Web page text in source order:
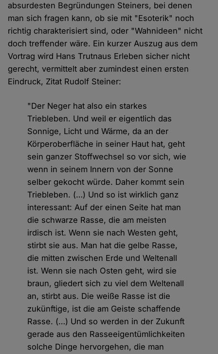
absurdesten Begründungen Steiners, bei denen
man sich fragen kann, ob sie mit "Esoterik" noch
richtig charakterisiert sind, oder "Wahnideen" nicht
doch treffender wäre. Ein kurzer Auszug aus dem
Vortrag wird Hans Trutnaus Erleben sicher nicht
gerecht, vermittelt aber zumindest einen ersten
Eindruck, Zitat Rudolf Steiner:
"Der Neger hat also ein starkes
Triebleben. Und weil er eigentlich das
Sonnige, Licht und Wärme, da an der
Körperoberfläche in seiner Haut hat, geht
sein ganzer Stoffwechsel so vor sich, wie
wenn in seinem Innern von der Sonne
selber gekocht würde. Daher kommt sein
Triebleben. (…) Und so ist wirklich ganz
interessant: Auf der einen Seite hat man
die schwarze Rasse, die am meisten
irdisch ist. Wenn sie nach Westen geht,
stirbt sie aus. Man hat die gelbe Rasse,
die mitten zwischen Erde und Weltenall
ist. Wenn sie nach Osten geht, wird sie
braun, gliedert sich zu viel dem Weltenall
an, stirbt aus. Die weiße Rasse ist die
zukünftige, ist die am Geiste schaffende
Rasse. (…) Und so werden in der Zukunft
gerade aus den Rasseeigentümlichkeiten
solche Dinge hervorgehen, die man